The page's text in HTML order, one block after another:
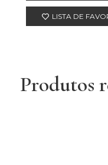
LISTA DE
Produtos